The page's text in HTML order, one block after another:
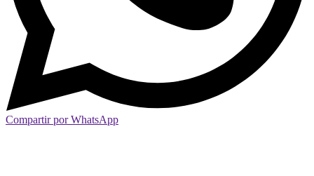
Compartir por WhatsApp